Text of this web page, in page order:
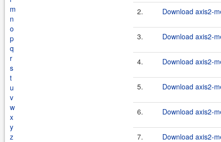
m
n
o
p
q
r
s
t
u
v
w
x
y
z
2. Download axis2-
3. Download axis2-
4. Download axis2-
5. Download axis2-
6. Download axis2-
7. Download axis2-